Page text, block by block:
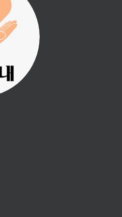
러분
집니